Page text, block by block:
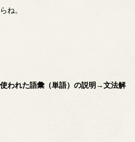
ね。
われた語彙（単語）の説明→文法解